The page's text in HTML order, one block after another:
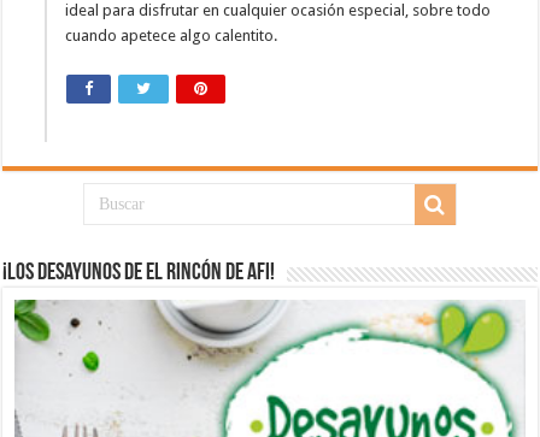
ideal para disfrutar en cualquier ocasión especial, sobre todo
cuando apetece algo calentito.
¡Los desayunos de El Rincón de Afi!